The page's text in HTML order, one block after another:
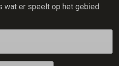
wat er speelt op het gebied